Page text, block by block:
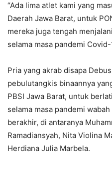
“Ada lima atlet kami yang
Daerah Jawa Barat, untuk
mereka juga tengah
selama masa pandemi Covid-
Pria yang akrab disapa
pebulutangkis binaannya
PBSI Jawa Barat, untuk
selama masa pandemi
berakhir, di antaranya
Ramadiansyah, Nita Violina
Herdiana Julia Marbela.